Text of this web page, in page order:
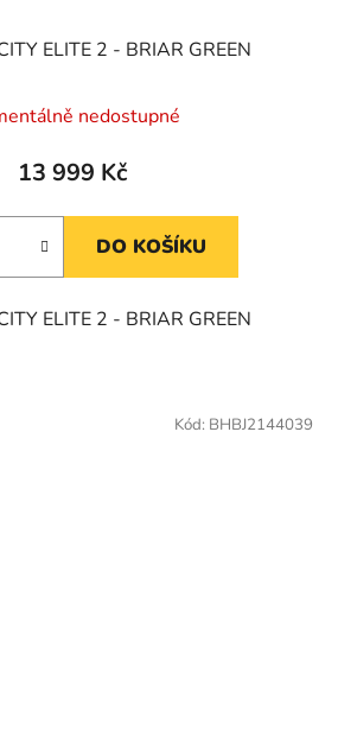
ELITE 2 - BRIAR GREEN
nedostupné
13 999 Kč
DO KOŠÍKU
ELITE 2 - BRIAR GREEN
Kód: BHBJ2144039